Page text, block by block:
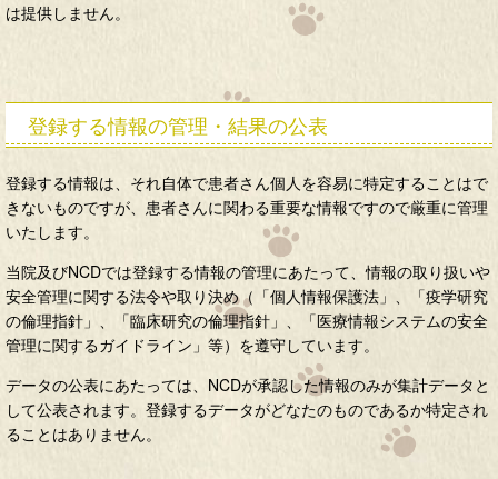
は提供しません。
登録する情報の管理・結果の公表
登録する情報は、それ自体で患者さん個⼈を容易に特定することはで
きないものですが、患者さんに関わる重要な情報ですので厳重に管理
いたします。
当院及びNCDでは登録する情報の管理にあたって、情報の取り扱いや
安全管理に関する法令や取り決め（「個人情報保護法」、「疫学研究
の倫理指針」、「臨床研究の倫理指針」、「医療情報システムの安全
管理に関するガイドライン」等）を遵守しています。
データの公表にあたっては、NCDが承認した情報のみが集計データと
して公表されます。登録するデータがどなたのものであるか特定され
ることはありません。